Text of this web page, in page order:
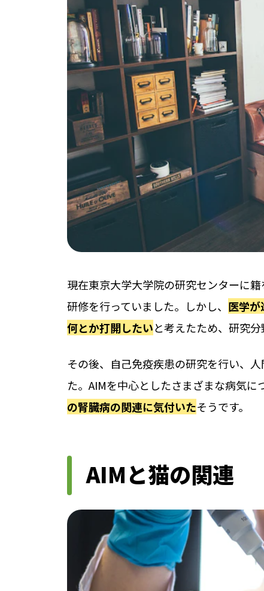
現在東京大学大学院の研究センターに籍
研修を行っていました。しかし、 医学
何とか打開したいと考えたため、研究分
その後、自己免疫疾患の研究を行い、
た。AIMを中心としたさまざまな病気に
の腎臓病の関連に気付いたそうです。
AIMと猫の関連